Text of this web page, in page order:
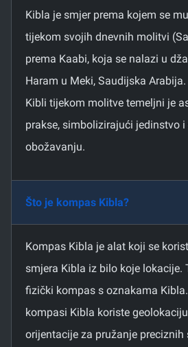
Kibla je smjer prema kojem se
tijekom svojih dnevnih molitvi
prema Kaabi, koja se nalazi u
Haram u Meki, Saudijska
Kibli tijekom molitve temeljni je
prakse, simbolizirajući jedinstvo i
obožavanju.
Što je kompas Kibla?
Kompas Kibla je alat koji se
smjera Kibla iz bilo koje lokacije.
fizički kompas s oznakama
kompasi Kibla koriste
orijentacije za pružanje preciznih